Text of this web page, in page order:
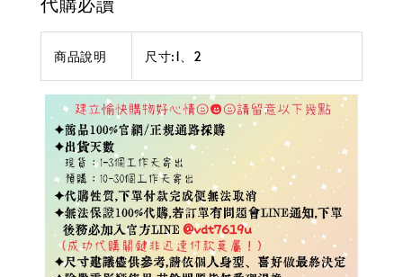
商品說明 尺寸:1、2